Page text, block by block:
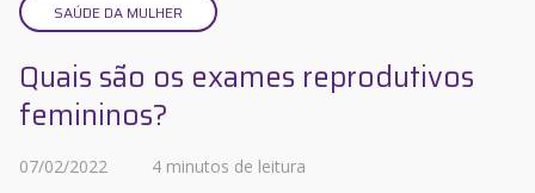
SAÚDE DA MULHER
Quais são os exames reprodutivos
femininos?
07/02/2022 4 minutos de leitura